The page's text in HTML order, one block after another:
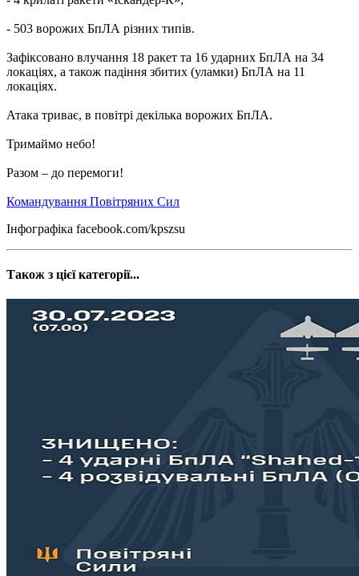
- 503 ворожих БпЛА різних типів.
Зафіксовано влучання 18 ракет та 16 ударних БпЛА на 34
локаціях, а також падіння збитих (уламки) БпЛА на 11
локаціях.
Атака триває, в повітрі декілька ворожих БпЛА.
Тримаймо небо!
Разом – до перемоги!
Командування Повітряних Сил
Інфографіка facebook.com/kpszsu
Також з цієї категорії...